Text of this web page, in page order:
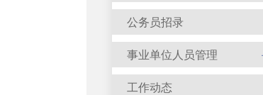
公务员招录
事业单位人员管理
工作动态